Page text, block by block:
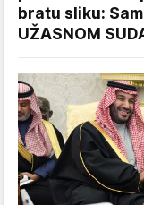
bratu sliku:
UŽASNOM